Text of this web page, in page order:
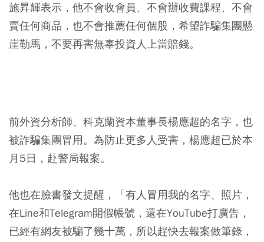
施昇輝表示，他不會收會員、不會辦收費課程、不會
賣任何商品，也不會推薦任何個股，希望詐騙集團懸
崖勒馬，不要再害無辜投資人上當賠錢。
前外資分析師、科克蘭資本董事長楊應超的名字，也
被詐騙集團冒用。為防止更多人受害，楊應超已於本
月5日，赴警局報案。
他也在臉書發文提醒，「有人冒用我的名字、照片，
在Line和Telegram開假帳號，還在YouTube打廣告 ，
已經有網友被騙了幾十萬，所以趕快去報案做筆錄，